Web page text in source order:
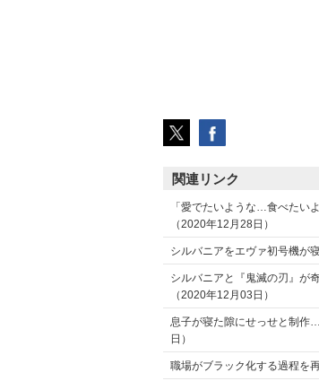
関連リンク
「愛でたいような…食べたい
（2020年12月28日）
シルバニアをエヴァ初号機が
シルバニアと『鬼滅の刃』が
（2020年12月03日）
息子が寝た隙にせっせと制作
日）
職場がブラック化する過程を